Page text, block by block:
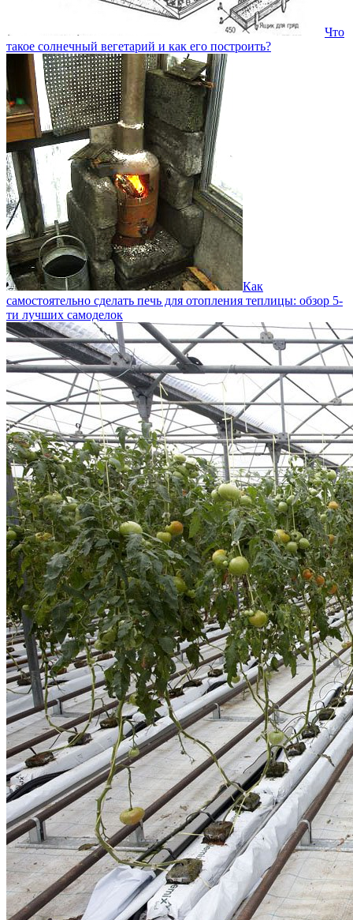
Что
такое солнечный вегетарий и как его построить?
Как
самостоятельно сделать печь для отопления теплицы: обзор 5-
ти лучших самоделок